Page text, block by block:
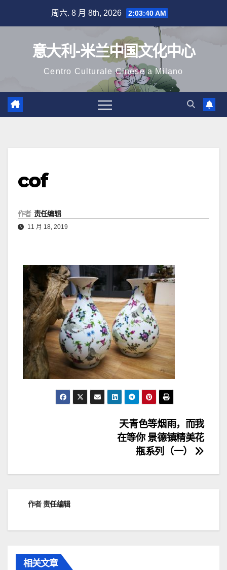
周六. 8 月 8th, 2026 2:03:41 AM
意大利-米兰中国文化中心
Centro Culturale Cinese a Milano
cof
作者 责任编辑
11 月 18, 2019
导
天青色等烟雨，而我
在等你 景德镇精美花
瓶系列（一）
作者责任编辑
相关文章